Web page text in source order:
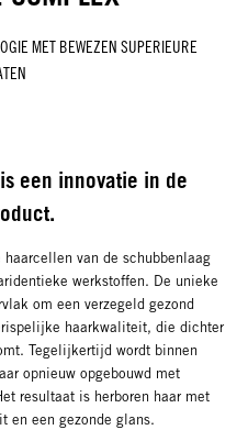
MET BEWEZEN SUPERIEURE
een innovatie in de
van de schubbenlaag
werkstoffen. De unieke
om een verzegeld gezond
haarkwaliteit, die dichter
Tegelijkertijd wordt binnen
opnieuw opgebouwd met
resultaat is herboren haar met
en een gezonde glans.